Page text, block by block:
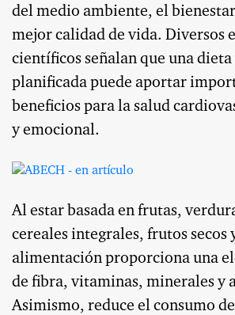
del medio ambiente, el
mejor calidad de vida. Diversos
científicos señalan que una dieta
planificada puede aportar
beneficios para la salud
y emocional.
Al estar basada en frutas,
cereales integrales, frutos secos
alimentación proporciona una
de fibra, vitaminas, minerales y
Asimismo, reduce el consumo de